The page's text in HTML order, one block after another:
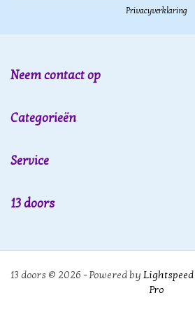
Privacyverklaring
Neem contact op
Categorieën
Service
13 doors
13 doors © 2026 - Powered by Lightspeed
Pro